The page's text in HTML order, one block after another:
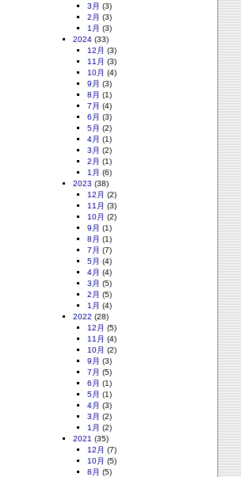
3月 (3)
2月 (3)
1月 (3)
2024 (33)
12月 (3)
11月 (3)
10月 (4)
9月 (3)
8月 (1)
7月 (4)
6月 (3)
5月 (2)
4月 (1)
3月 (2)
2月 (1)
1月 (6)
2023 (38)
12月 (2)
11月 (3)
10月 (2)
9月 (1)
8月 (1)
7月 (7)
5月 (4)
4月 (4)
3月 (5)
2月 (5)
1月 (4)
2022 (28)
12月 (5)
11月 (4)
10月 (2)
9月 (3)
7月 (5)
6月 (1)
5月 (1)
4月 (3)
3月 (2)
1月 (2)
2021 (35)
12月 (7)
10月 (5)
8月 (5)